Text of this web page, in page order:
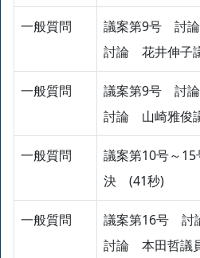
一般質問
議案第9号 討
討論 花井伸子
一般質問
議案第9号 討
討論 山崎雅俊
一般質問
議案第10号～
決 (41秒)
一般質問
議案第16号 討
討論 本田哲議